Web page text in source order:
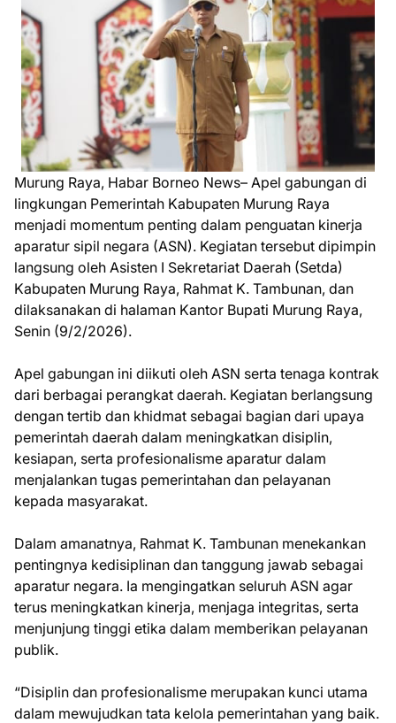
Murung Raya, Habar Borneo News– Apel gabungan di
lingkungan Pemerintah Kabupaten Murung Raya
menjadi momentum penting dalam penguatan kinerja
aparatur sipil negara (ASN). Kegiatan tersebut dipimpin
langsung oleh Asisten I Sekretariat Daerah (Setda)
Kabupaten Murung Raya, Rahmat K. Tambunan, dan
dilaksanakan di halaman Kantor Bupati Murung Raya,
Senin (9/2/2026).
Apel gabungan ini diikuti oleh ASN serta tenaga kontrak
dari berbagai perangkat daerah. Kegiatan berlangsung
dengan tertib dan khidmat sebagai bagian dari upaya
pemerintah daerah dalam meningkatkan disiplin,
kesiapan, serta profesionalisme aparatur dalam
menjalankan tugas pemerintahan dan pelayanan
kepada masyarakat.
Dalam amanatnya, Rahmat K. Tambunan menekankan
pentingnya kedisiplinan dan tanggung jawab sebagai
aparatur negara. Ia mengingatkan seluruh ASN agar
terus meningkatkan kinerja, menjaga integritas, serta
menjunjung tinggi etika dalam memberikan pelayanan
publik.
“Disiplin dan profesionalisme merupakan kunci utama
dalam mewujudkan tata kelola pemerintahan yang baik.